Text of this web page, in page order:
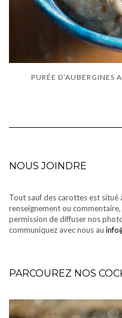
PURÉE D’AUBERGINES
NOUS JOINDRE
Tout sauf des carottes est
renseignement ou
permission de diffuser nos
communiquez avec nous au
PARCOUREZ NOS